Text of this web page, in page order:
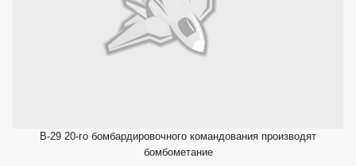
B-29 20-го бомбардировочного командования производят
бомбометание